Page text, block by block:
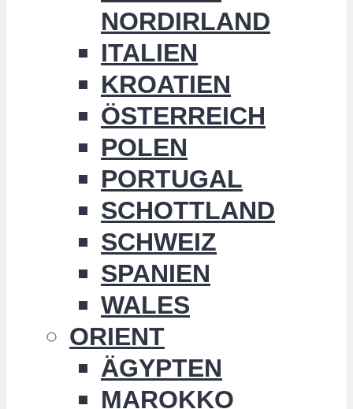
NORDIRLAND
ITALIEN
KROATIEN
ÖSTERREICH
POLEN
PORTUGAL
SCHOTTLAND
SCHWEIZ
SPANIEN
WALES
ORIENT
ÄGYPTEN
MAROKKO